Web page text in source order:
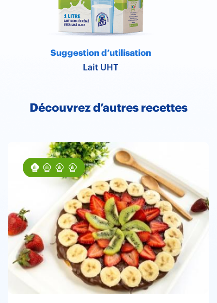
Suggestion d’utilisation
Lait UHT
Découvrez d’autres recettes